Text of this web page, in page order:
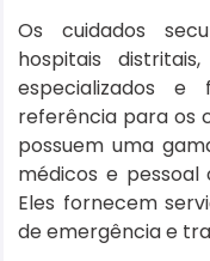
Os cuidados
hospitais
especializados
referência para os
possuem uma
médicos e pessoal
Eles fornecem
de emergência e